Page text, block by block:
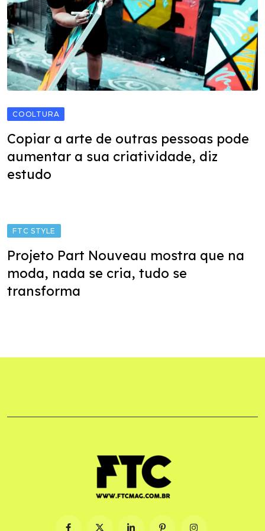
COOLTURA
Copiar a arte de outras pessoas pode
aumentar a sua criatividade, diz
estudo
FTC STYLE
Projeto Part Nouveau mostra que na
moda, nada se cria, tudo se
transforma